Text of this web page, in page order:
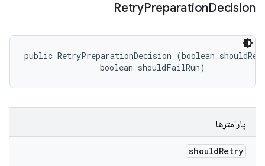
RetryPreparationDecision
public RetryPreparationDecision (boolean
                boolean shouldFailRun)
پارامترها
shouldRetry